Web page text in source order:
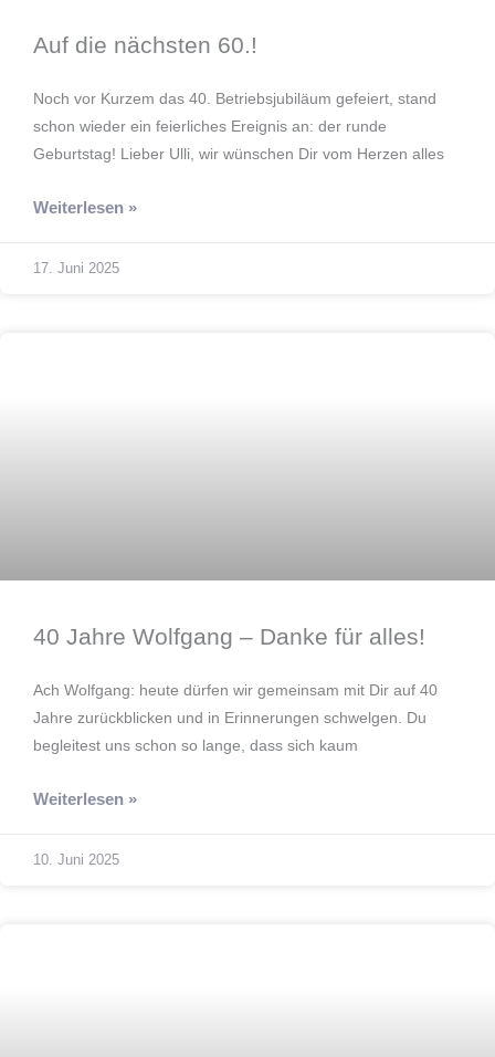
Auf die nächsten 60.!
Noch vor Kurzem das 40. Betriebsjubiläum gefeiert, stand
schon wieder ein feierliches Ereignis an: der runde
Geburtstag! Lieber Ulli, wir wünschen Dir vom Herzen alles
Weiterlesen »
17. Juni 2025
40 Jahre Wolfgang – Danke für alles!
Ach Wolfgang: heute dürfen wir gemeinsam mit Dir auf 40
Jahre zurückblicken und in Erinnerungen schwelgen. Du
begleitest uns schon so lange, dass sich kaum
Weiterlesen »
10. Juni 2025